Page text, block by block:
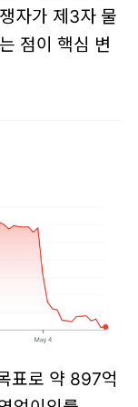
자가 제3자 물
점이 핵심 변
표로 약 897억